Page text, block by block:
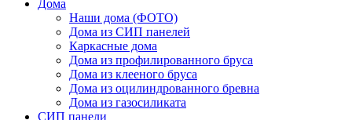
Дома
Наши дома (ФОТО)
Дома из СИП панелей
Каркасные дома
Дома из профилированного бруса
Дома из клееного бруса
Дома из оцилиндрованного бревна
Дома из газосиликата
СИП панели